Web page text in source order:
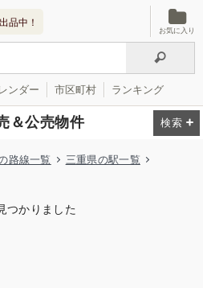
品中！
お気に入り
ンダー 市区町村 ランキング
＆公売物件
路線一覧
三重県の駅一覧
つかりました